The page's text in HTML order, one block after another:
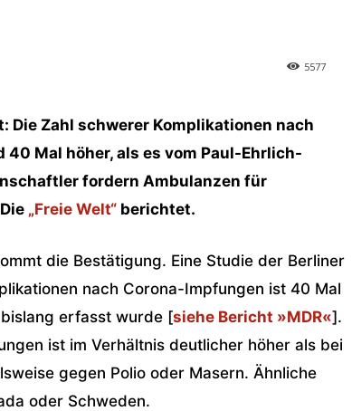
5577
Die Zahl schwerer Komplikationen nach
Mal höher, als es vom Paul-Ehrlich-
fordern Ambulanzen für
„Freie Welt“ berichtet.
die Bestätigung. Eine Studie der Berliner
nach Corona-Impfungen ist 40 Mal
erfasst wurde [siehe Bericht »MDR«].
ist im Verhältnis deutlicher höher als bei
gegen Polio oder Masern. Ähnliche
oder Schweden.